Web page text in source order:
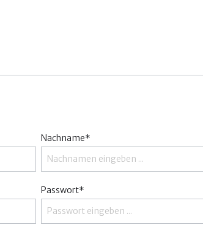
Nachname*
Passwort*